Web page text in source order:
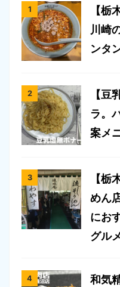
【栃
川崎
ンタ
【豆
ラ。
案メ
【栃
めん
にお
グル
和気